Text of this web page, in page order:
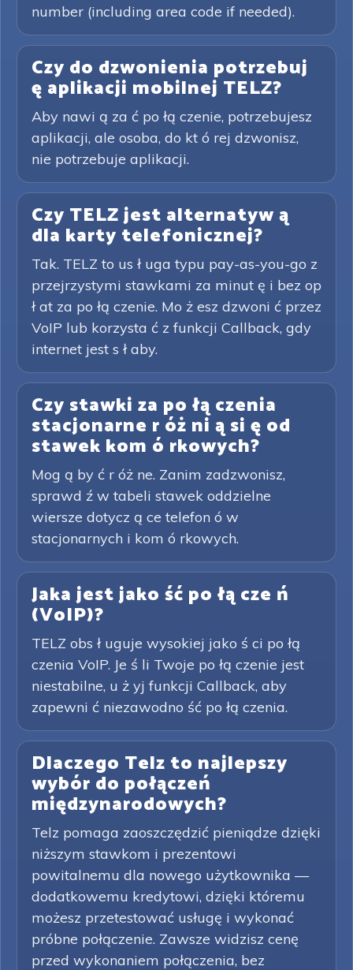
number (including area code if needed).
Czy do dzwonienia potrzebuj
ę aplikacji mobilnej TELZ?
Aby nawi ą za ć po łą czenie, potrzebujesz
aplikacji, ale osoba, do kt ó rej dzwonisz,
nie potrzebuje aplikacji.
Czy TELZ jest alternatyw ą
dla karty telefonicznej?
Tak. TELZ to us ł uga typu pay-as-you-go z
przejrzystymi stawkami za minut ę i bez op
ł at za po łą czenie. Mo ż esz dzwoni ć przez
VoIP lub korzysta ć z funkcji Callback, gdy
internet jest s ł aby.
Czy stawki za po łą czenia
stacjonarne r óż ni ą si ę od
stawek kom ó rkowych?
Mog ą by ć r óż ne. Zanim zadzwonisz,
sprawd ź w tabeli stawek oddzielne
wiersze dotycz ą ce telefon ó w
stacjonarnych i kom ó rkowych.
Jaka jest jako ść po łą cze ń
(VoIP)?
TELZ obs ł uguje wysokiej jako ś ci po łą
czenia VoIP. Je ś li Twoje po łą czenie jest
niestabilne, u ż yj funkcji Callback, aby
zapewni ć niezawodno ść po łą czenia.
Dlaczego Telz to najlepszy
wybór do połączeń
międzynarodowych?
Telz pomaga zaoszczędzić pieniądze dzięki
niższym stawkom i prezentowi
powitalnemu dla nowego użytkownika —
dodatkowemu kredytowi, dzięki któremu
możesz przetestować usługę i wykonać
próbne połączenie. Zawsze widzisz cenę
przed wykonaniem połączenia, bez